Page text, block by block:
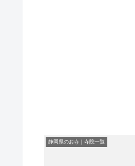
静岡県のお寺｜寺院一覧